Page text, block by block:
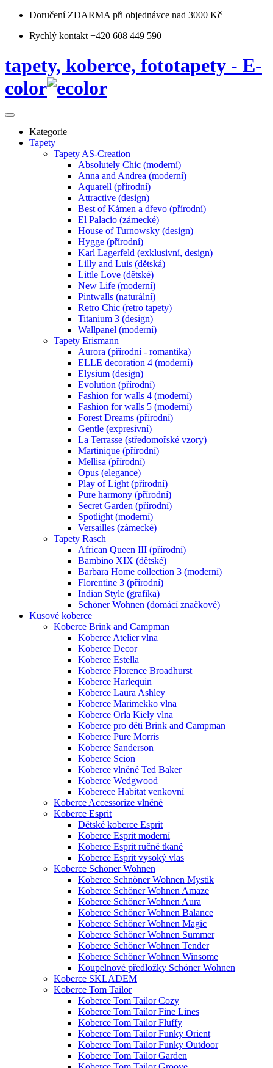
Doručení ZDARMA při objednávce nad 3000 Kč
Rychlý kontakt +420 608 449 590
tapety, koberce, fototapety - E-
color
Kategorie
Tapety
Tapety AS-Creation
Absolutely Chic (moderní)
Anna and Andrea (moderní)
Aquarell (přírodní)
Attractive (design)
Best of Kámen a dřevo (přírodní)
El Palacio (zámecké)
House of Turnowsky (design)
Hygge (přírodní)
Karl Lagerfeld (exklusivní, design)
Lilly and Luis (dětská)
Little Love (dětské)
New Life (moderní)
Pintwalls (naturální)
Retro Chic (retro tapety)
Titanium 3 (design)
Wallpanel (moderní)
Tapety Erismann
Aurora (přírodní - romantika)
ELLE decoration 4 (moderní)
Elysium (design)
Evolution (přírodní)
Fashion for walls 4 (moderní)
Fashion for walls 5 (moderní)
Forest Dreams (přírodní)
Gentle (expresivní)
La Terrasse (středomořské vzory)
Martinique (přírodní)
Mellisa (přírodní)
Opus (elegance)
Play of Light (přírodní)
Pure harmony (přírodní)
Secret Garden (přírodní)
Spotlight (moderní)
Versailles (zámecké)
Tapety Rasch
African Queen III (přírodní)
Bambino XIX (dětské)
Barbara Home collection 3 (moderní)
Florentine 3 (přírodní)
Indian Style (grafika)
Schöner Wohnen (domácí značkové)
Kusové koberce
Koberce Brink and Campman
Koberce Atelier vlna
Koberce Decor
Koberce Estella
Koberce Florence Broadhurst
Koberce Harlequin
Koberce Laura Ashley
Koberce Marimekko vlna
Koberce Orla Kiely vlna
Koberce pro děti Brink and Campman
Koberce Pure Morris
Koberce Sanderson
Koberce Scion
Koberce vlněné Ted Baker
Koberce Wedgwood
Koberece Habitat venkovní
Koberce Accessorize vlněné
Koberce Esprit
Dětské koberce Esprit
Koberce Esprit moderní
Koberce Esprit ručně tkané
Koberce Esprit vysoký vlas
Koberce Schöner Wohnen
Koberce Schnöner Wohnen Mystik
Koberce Schöner Wohnen Amaze
Koberce Schöner Wohnen Aura
Koberce Schöner Wohnen Balance
Koberce Schöner Wohnen Magic
Koberce Schöner Wohnen Summer
Koberce Schöner Wohnen Tender
Koberce Schöner Wohnen Winsome
Koupelnové předložky Schöner Wohnen
Koberce SKLADEM
Koberce Tom Tailor
Koberce Tom Tailor Cozy
Koberce Tom Tailor Fine Lines
Koberce Tom Tailor Fluffy
Koberce Tom Tailor Funky Orient
Koberce Tom Tailor Funky Outdoor
Koberce Tom Tailor Garden